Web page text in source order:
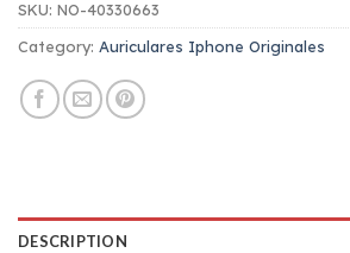
SKU: NO-40330663
Category: Auriculares Iphone Originales
DESCRIPTION